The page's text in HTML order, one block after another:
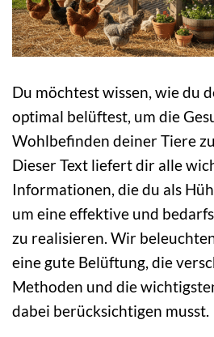
Du möchtest wissen, wie du
optimal belüftest, um die
Wohlbefinden deiner Tiere
Dieser Text liefert dir alle
Informationen, die du als
um eine effektive und
zu realisieren. Wir
eine gute Belüftung, die
Methoden und die
dabei berücksichtigen musst.